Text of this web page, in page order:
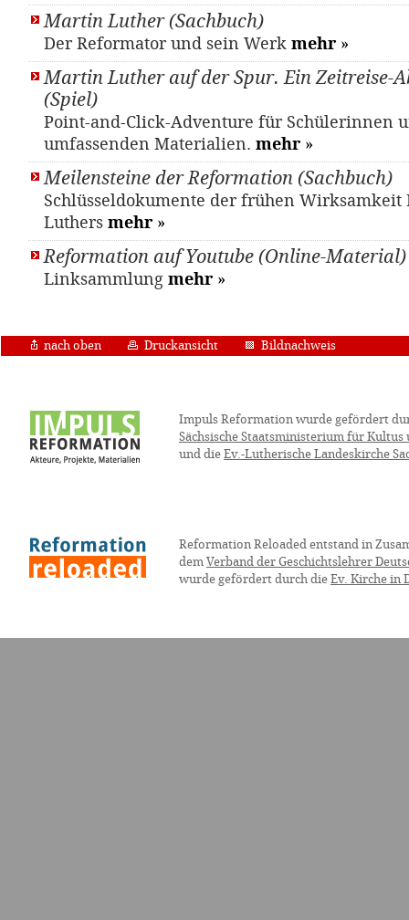
Martin Luther (Sachbuch)
Der Reformator und sein Werk mehr »
Martin Luther auf der Spur. Ein Zeitreise-
(Spiel)
Point-and-Click-Adventure für Schülerinnen
umfassenden Materialien. mehr »
Meilensteine der Reformation (Sachbuch)
Schlüsseldokumente der frühen
Luthers mehr »
Reformation auf Youtube (Online-Material)
Linksammlung mehr »
nach oben Druckansicht Bildnachweis
Impuls Reformation wurde gefördert
Sächsische Staatsministerium für Kultus
und die Ev.-Lutherische Landeskirche
Reformation Reloaded entstand in
dem Verband der Geschichtslehrer
wurde gefördert durch die Ev. Kirche in